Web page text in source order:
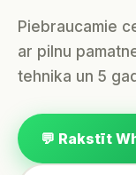
Piebraucamie
ar pilnu
tehnika un 5
💬 Rakstīt